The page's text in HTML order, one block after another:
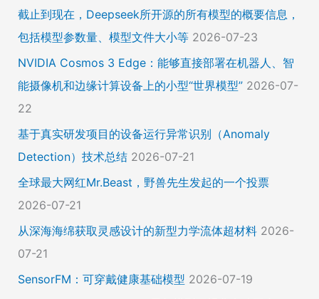
截止到现在，Deepseek所开源的所有模型的概要信息，
包括模型参数量、模型文件大小等 2026-07-23
NVIDIA Cosmos 3 Edge：能够直接部署在机器人、智
能摄像机和边缘计算设备上的小型“世界模型” 2026-07-
22
基于真实研发项目的设备运行异常识别（Anomaly
Detection）技术总结 2026-07-21
全球最大网红Mr.Beast，野兽先生发起的一个投票
2026-07-21
从深海海绵获取灵感设计的新型力学流体超材料 2026-
07-21
SensorFM：可穿戴健康基础模型 2026-07-19